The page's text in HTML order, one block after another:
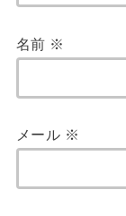
名前 ※
メール ※